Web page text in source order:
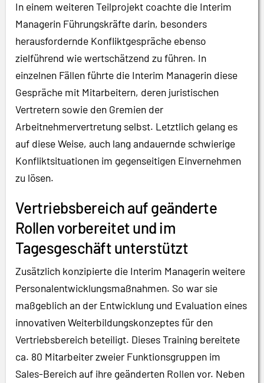
In einem weiteren Teilprojekt coachte die Interim
Managerin Führungskräfte darin, besonders
herausfordernde Konfliktgespräche ebenso
zielführend wie wertschätzend zu führen. In
einzelnen Fällen führte die Interim Managerin diese
Gespräche mit Mitarbeitern, deren juristischen
Vertretern sowie den Gremien der
Arbeitnehmervertretung selbst. Letztlich gelang es
auf diese Weise, auch lang andauernde schwierige
Konfliktsituationen im gegenseitigen Einvernehmen
zu lösen.
Vertriebsbereich auf geänderte
Rollen vorbereitet und im
Tagesgeschäft unterstützt
Zusätzlich konzipierte die Interim Managerin weitere
Personalentwicklungsmaßnahmen. So war sie
maßgeblich an der Entwicklung und Evaluation eines
innovativen Weiterbildungskonzeptes für den
Vertriebsbereich beteiligt. Dieses Training bereitete
ca. 80 Mitarbeiter zweier Funktionsgruppen im
Sales-Bereich auf ihre geänderten Rollen vor. Neben